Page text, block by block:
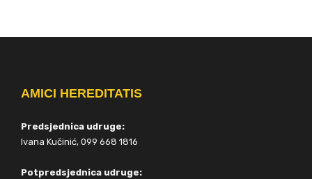
AMICI HEREDITATIS
Predsjednica udruge:
Ivana Kučinić, 099 668 1816
Potpredsjednica udruge: